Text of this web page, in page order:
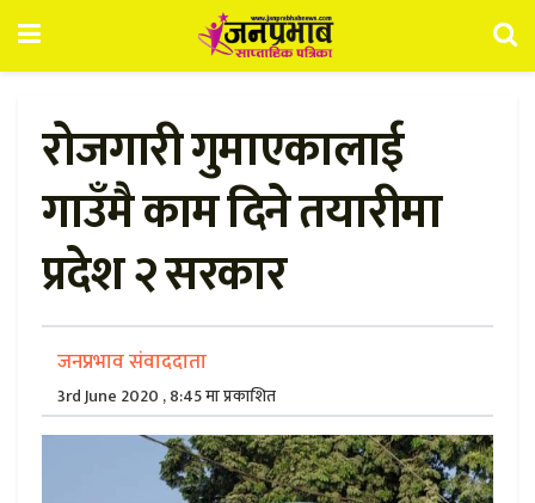
रोजगारी गुमाएकालाई
गाउँमै काम दिने तयारीमा
प्रदेश २ सरकार
जनप्रभाव संवाददाता
3rd June 2020 , 8:45 मा प्रकाशित